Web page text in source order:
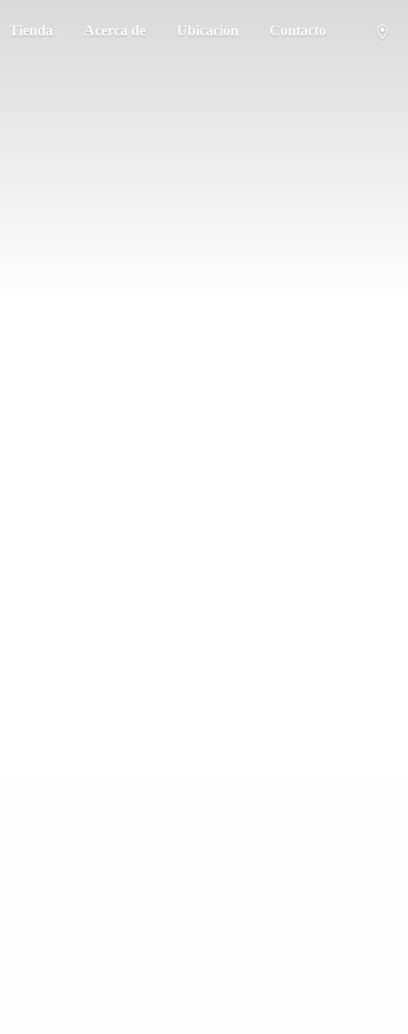
Tienda Acerca de Ubicación Contacto